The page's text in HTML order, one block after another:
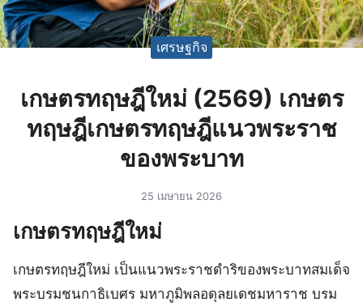
เศรษฐกิจ
เกษตรทฤษฎีใหม่ (2569) เกษตร
ทฤษฎีเกษตรทฤษฎีแนวพระราช
ของพระบาท
25 เมษายน 2026
เกษตรทฤษฎีใหม่
เกษตรทฤษฎีใหม่ เป็นแนวพระราชดำริของพระบาทสมเด็จ
พระบรมชนกาธิเบศร มหาภูมิพลอดุลยเดชมหาราช บรม